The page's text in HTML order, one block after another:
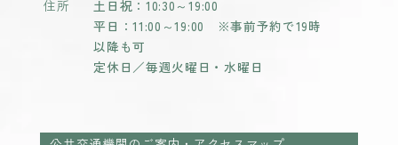
住所
土日祝：10:30～19:00
平日：11:00～19:00 ※事前予約で19時
以降も可
定休日／毎週火曜日・水曜日